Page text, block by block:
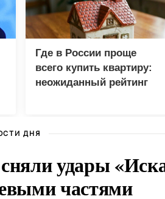
Где в России проще
всего купить квартиру:
неожиданный рейтинг
ДНЯ
удары
частями